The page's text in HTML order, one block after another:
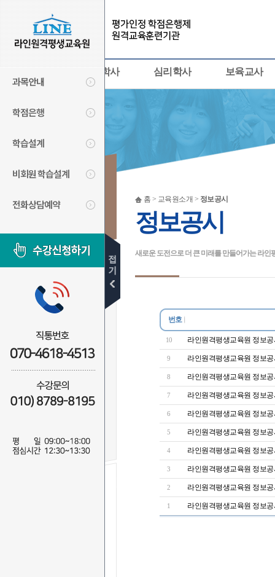
과목안내
학점은행
학습설계
비회원 학습설계
전화상담예약
경영학사 심리학사 보육교사
교육원 소개
원장 인사말
교육원 조직
연혁
오시는 길
홈 > 교육원소개 > 정보공시
정보공시
새로운 도전으로 더 큰 미래를 만들어가는 라인
번호
10 라인원격평생교육원 정보공
9 라인원격평생교육원 정보공
8 라인원격평생교육원 정보공
7 라인원격평생교육원 정보공
6 라인원격평생교육원 정보공
5 라인원격평생교육원 정보공
4 라인원격평생교육원 정보공
3 라인원격평생교육원 정보공
2 라인원격평생교육원 정보공
1 라인원격평생교육원 정보공